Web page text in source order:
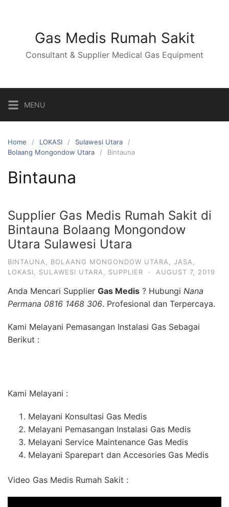
Gas Medis Rumah Sakit
Consultant & Supplier Medical Gas Equipment
MENU
Home LOKASI
Sulawesi Utara
Bolaang Mongondow Utara
Bintauna
Bintauna
Supplier Gas Medis Rumah Sakit di
Bintauna Bolaang Mongondow
Utara Sulawesi Utara
BINTAUNA BOLAANG MONGONDOW UTARA JASA
LOKASI
SULAWESI UTARA SUPPLIER · AUGUST 7, 2019
Anda Mencari Supplier Gas Medis ? Hubungi Nana
Permana 0816 1468 306. Profesional dan Terpercaya.
Kami Melayani Pemasangan Instalasi Gas Sebagai
Berikut :
Kami Melayani :
Melayani Konsultasi Gas Medis
Melayani Pemasangan Instalasi Gas Medis
Melayani Service Maintenance Gas Medis
Melayani Sparepart dan Accesories Gas Medis
Video Gas Medis Rumah Sakit :